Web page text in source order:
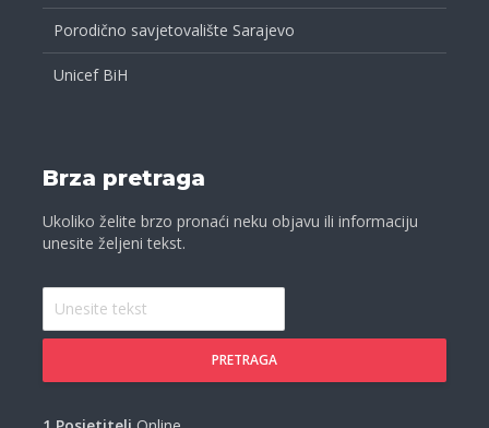
Porodično savjetovalište Sarajevo
Unicef BiH
Brza pretraga
Ukoliko želite brzo pronaći neku objavu ili informaciju
unesite željeni tekst.
PRETRAGA